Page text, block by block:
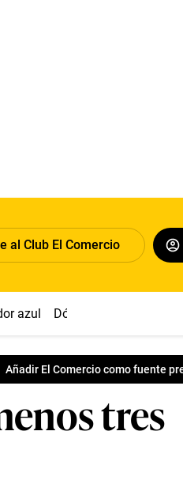
al Club El Comercio
azul Dólar
Añadir El Comercio como fuente
tres